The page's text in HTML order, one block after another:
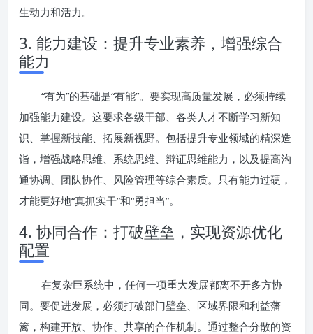
生动力和活力。
3. 能力建设：提升专业素养，增强综合
能力
“有为”的基础是“有能”。要实现高质量发展，必须持续
加强能力建设。这要求各级干部、各类人才不断学习新知
识、掌握新技能、拓展新视野。包括提升专业领域的精深造
诣，增强战略思维、系统思维、辩证思维能力，以及提高沟
通协调、团队协作、风险管理等综合素质。只有能力过硬，
才能更好地“真抓实干”和“勇担当”。
4. 协同合作：打破壁垒，实现资源优化
配置
在复杂巨系统中，任何一项重大发展都离不开多方协
同。要促进发展，必须打破部门壁垒、区域界限和利益藩
篱，构建开放、协作、共享的合作机制。通过整合分散的资